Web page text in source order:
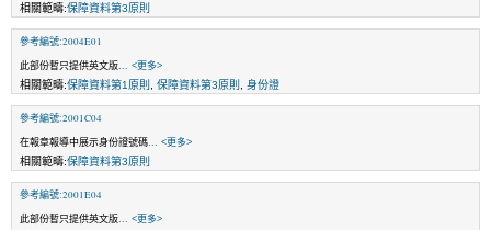
相關範疇:保障資料第3原則
參考編號:2004E01
此部份暫只提供英文版 ... <更多>
相關範疇:保障資料第1原則 保障資料第3原則 身份證
參考編號:2001C04
在報章報導中展示身份證號碼 ... <更多>
相關範疇:保障資料第3原則
參考編號:2001E04
此部份暫只提供英文版 ... <更多>